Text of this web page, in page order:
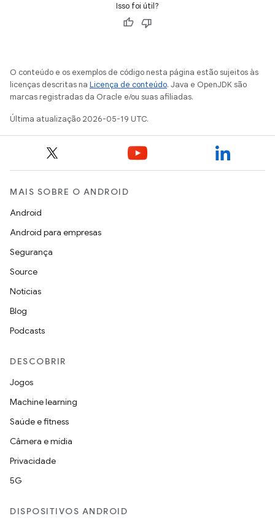
Isso foi útil?
O conteúdo e os exemplos de código nesta página estão sujeitos às
licenças descritas na Licença de conteúdo. Java e OpenJDK são
marcas registradas da Oracle e/ou suas afiliadas.
Última atualização 2026-05-19 UTC.
MAIS SOBRE O ANDROID
Android
Android para empresas
Segurança
Source
Notícias
Blog
Podcasts
DESCOBRIR
Jogos
Machine learning
Saúde e fitness
Câmera e mídia
Privacidade
5G
DISPOSITIVOS ANDROID